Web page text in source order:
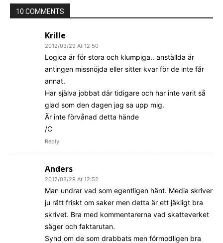
10 COMMENTS
Krille
2012/03/29 At 12:50
Logica är för stora och klumpiga.. anställda är
antingen missnöjda eller sitter kvar för de inte får
annat.
Har själva jobbat där tidigare och har inte varit så
glad som den dagen jag sa upp mig.
Är inte förvånad detta hände
/C
Reply
Anders
2012/03/29 At 12:52
Man undrar vad som egentligen hänt. Media skriver
ju rätt friskt om saker men detta är ett jäkligt bra
skrivet. Bra med kommentarerna vad skatteverket
säger och faktarutan.
Synd om de som drabbats men förmodligen bra